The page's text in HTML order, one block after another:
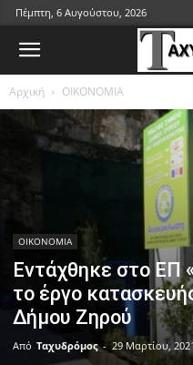
Πέμπτη, 6 Αυγούστου, 2026
Αρχική ΟΙΚΟΝΟΜΙΑ
ΟΙΚΟΝΟΜΙΑ
Εντάχθηκε στο ΕΠ
το έργο
Δήμου Ζηρού
Από Ταχυδρόμος - 29 Μαρτίου,